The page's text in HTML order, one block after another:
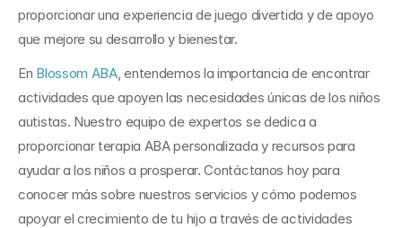
proporcionar una experiencia de juego divertida y de apoyo
que mejore su desarrollo y bienestar.
En Blossom ABA, entendemos la importancia de encontrar
actividades que apoyen las necesidades únicas de los niños
autistas. Nuestro equipo de expertos se dedica a
proporcionar terapia ABA personalizada y recursos para
ayudar a los niños a prosperar. Contáctanos hoy para
conocer más sobre nuestros servicios y cómo podemos
apoyar el crecimiento de tu hijo a través de actividades